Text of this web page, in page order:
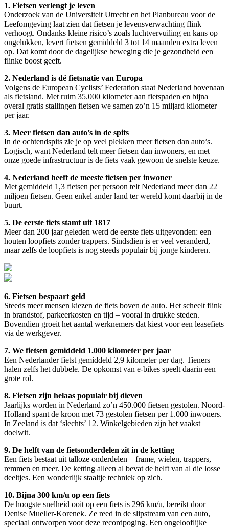
1. Fietsen verlengt je leven
Onderzoek van de Universiteit Utrecht en het Planbureau voor de
Leefomgeving laat zien dat fietsen je levensverwachting flink
verhoogt. Ondanks kleine risico’s zoals luchtvervuiling en kans op
ongelukken, levert fietsen gemiddeld 3 tot 14 maanden extra leven
op. Dat komt door de dagelijkse beweging die je gezondheid een
flinke boost geeft.
2. Nederland is dé fietsnatie van Europa
Volgens de European Cyclists’ Federation staat Nederland bovenaan
als fietsland. Met ruim 35.000 kilometer aan fietspaden en bijna
overal gratis stallingen fietsen we samen zo’n 15 miljard kilometer
per jaar.
3. Meer fietsen dan auto’s in de spits
In de ochtendspits zie je op veel plekken meer fietsen dan auto’s.
Logisch, want Nederland telt meer fietsen dan inwoners, en met
onze goede infrastructuur is de fiets vaak gewoon de snelste keuze.
4. Nederland heeft de meeste fietsen per inwoner
Met gemiddeld 1,3 fietsen per persoon telt Nederland meer dan 22
miljoen fietsen. Geen enkel ander land ter wereld komt daarbij in de
buurt.
5. De eerste fiets stamt uit 1817
Meer dan 200 jaar geleden werd de eerste fiets uitgevonden: een
houten loopfiets zonder trappers. Sindsdien is er veel veranderd,
maar zelfs de loopfiets is nog steeds populair bij jonge kinderen.
6. Fietsen bespaart geld
Steeds meer mensen kiezen de fiets boven de auto. Het scheelt flink
in brandstof, parkeerkosten en tijd – vooral in drukke steden.
Bovendien groeit het aantal werknemers dat kiest voor een leasefiets
via de werkgever.
7. We fietsen gemiddeld 1.000 kilometer per jaar
Een Nederlander fietst gemiddeld 2,9 kilometer per dag. Tieners
halen zelfs het dubbele. De opkomst van e-bikes speelt daarin een
grote rol.
8. Fietsen zijn helaas populair bij dieven
Jaarlijks worden in Nederland zo’n 450.000 fietsen gestolen. Noord-
Holland spant de kroon met 73 gestolen fietsen per 1.000 inwoners.
In Zeeland is dat ‘slechts’ 12. Winkelgebieden zijn het vaakst
doelwit.
9. De helft van de fietsonderdelen zit in de ketting
Een fiets bestaat uit talloze onderdelen – frame, wielen, trappers,
remmen en meer. De ketting alleen al bevat de helft van al die losse
deeltjes. Een wonderlijk staaltje techniek op zich.
10. Bijna 300 km/u op een fiets
De hoogste snelheid ooit op een fiets is 296 km/u, bereikt door
Denise Mueller-Korenek. Ze reed in de slipstream van een auto,
speciaal ontworpen voor deze recordpoging. Een ongelooflijke